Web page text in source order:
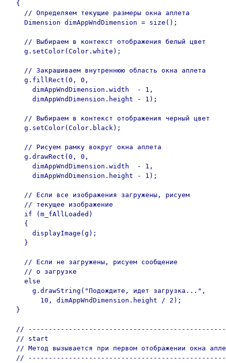
  {
    // Определяем текущие размеры окна аплета
    Dimension dimAppWndDimension = size();
    // Выбираем в контекст отображения белый цвет
    g.setColor(Color.white);
    // Закрашиваем внутреннюю область окна аплета
    g.fillRect(0, 0,
      dimAppWndDimension.width  - 1,
      dimAppWndDimension.height - 1);
    // Выбираем в контекст отображения черный цвет
    g.setColor(Color.black);
    // Рисуем рамку вокруг окна аплета
    g.drawRect(0, 0,
      dimAppWndDimension.width  - 1,
      dimAppWndDimension.height - 1);
    // Если все изображения загружены, рисуем
    // текущее изображение
    if (m_fAllLoaded)
    {
      displayImage(g);
    }
    // Если не загружены, рисуем сообщение
    // о загрузке
    else
      g.drawString("Подождите, идет загрузка...",
        10, dimAppWndDimension.height / 2);
  }
//
  // start
// Метод вызывается при первом отображении окна
//